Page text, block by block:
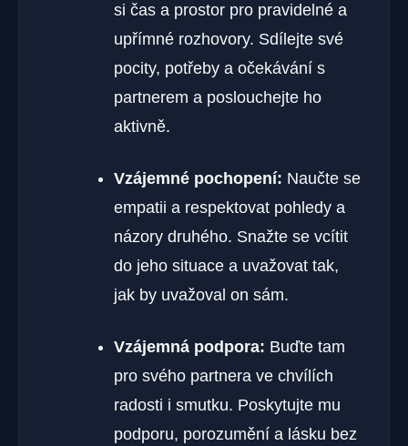
si čas a prostor pro pravidelné a
upřímné rozhovory. Sdílejte své
pocity, potřeby a očekávání s
partnerem a poslouchejte ho
aktivně.
Vzájemné pochopení: Naučte se
empatii a respektovat pohledy a
názory druhého. Snažte se vcítit
do jeho situace a uvažovat tak,
jak by uvažoval on sám.
Vzájemná podpora: Buďte tam
pro svého partnera ve chvílích
radosti i smutku. Poskytujte mu
podporu, porozumění a lásku bez